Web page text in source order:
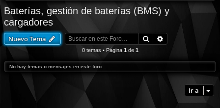
Baterías, gestión de baterías (BMS) y
cargadores
Nuevo Tema Buscar
0 temas • Página 1de 1
No hay temas o mensajes en este foro.
Ir a